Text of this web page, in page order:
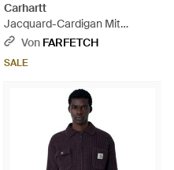
Carhartt
Jacquard-Cardigan Mit
Taschen - Schwarz
Von FARFETCH
SALE